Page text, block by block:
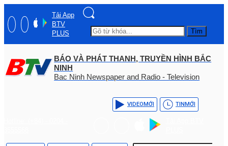
Tải App
BTV
PLUS
Tìm
BÁO VÀ PHÁT THANH, TRUYỀN HÌNH BẮC
NINH
Bac Ninh Newspaper and Radio - Television
VIDEOMỚI TINMỚI